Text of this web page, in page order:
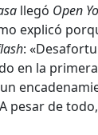
llegó Open
explicó
:
en la
pesar de